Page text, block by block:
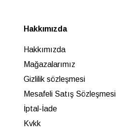
Hakkımızda
Hakkımızda
Mağazalarımız
Gizlilik sözleşmesi
Mesafeli Satış Sözleşmesi
İptal-İade
Kvkk